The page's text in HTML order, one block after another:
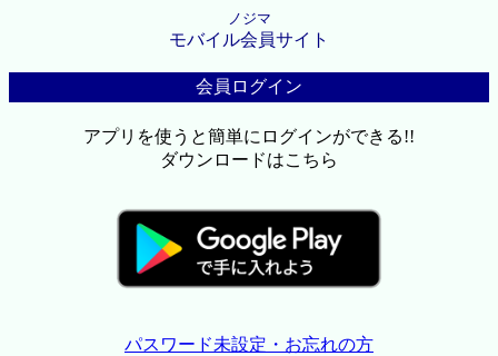
ノジマ
モバイル会員サイト
会員ログイン
アプリを使うと簡単にログインができる!!
ダウンロードはこちら
パスワード未設定・お忘れの方